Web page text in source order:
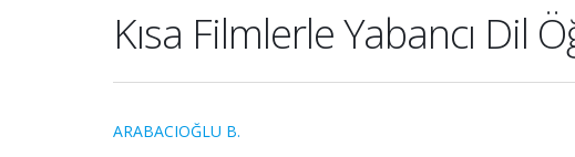
Kısa Filmlerle Yabancı Dil
ARABACIOĞLU B.